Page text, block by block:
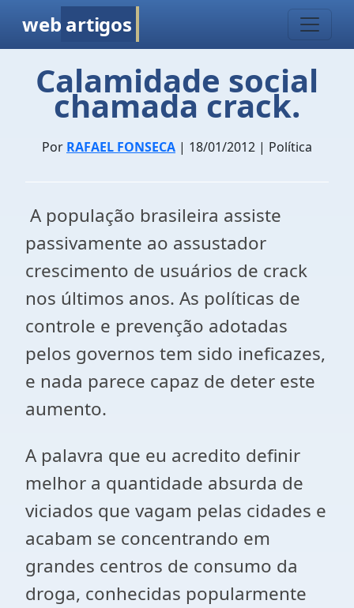
web artigos
Calamidade social
chamada crack.
Por RAFAEL FONSECA | 18/01/2012 | Política
A população brasileira assiste
passivamente ao assustador
crescimento de usuários de crack
nos últimos anos. As políticas de
controle e prevenção adotadas
pelos governos tem sido ineficazes,
e nada parece capaz de deter este
aumento.
A palavra que eu acredito definir
melhor a quantidade absurda de
viciados que vagam pelas cidades e
acabam se concentrando em
grandes centros de consumo da
droga, conhecidas popularmente